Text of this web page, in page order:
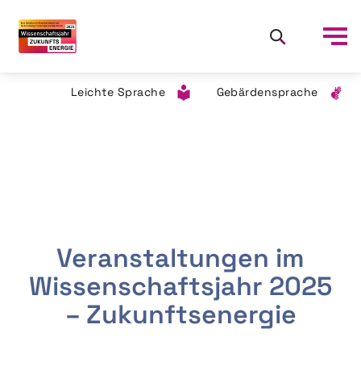
Leichte Sprache Gebärdensprache
Veranstaltungen im
Wissenschaftsjahr 2025
– Zukunftsenergie